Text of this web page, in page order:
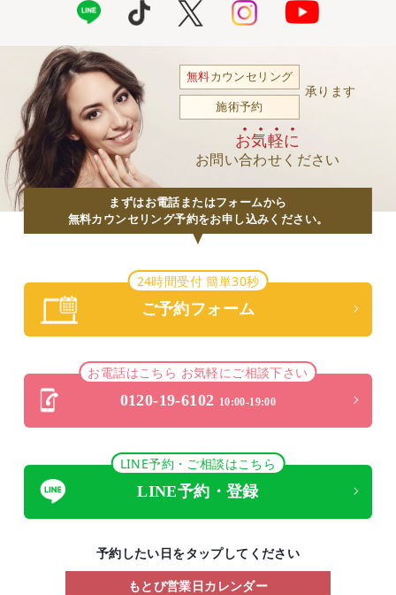
無料カウンセリング
施術予約
承ります
お気軽に
お問い合わせください
まずはお電話またはフォームから
無料カウンセリング予約をお申し込みください。
24時間受付 簡単30秒
ご予約フォーム
お電話はこちら お気軽にご相談下さい
0120-19-6102 10:00-19:00
LINE予約・ご相談はこちら
LINE予約・登録
予約したい日をタップしてください
もとび営業日カレンダー